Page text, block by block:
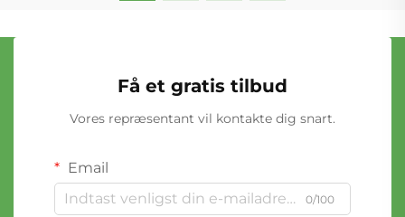
Få et gratis tilbud
Vores repræsentant vil kontakte dig snart.
Email
0/100